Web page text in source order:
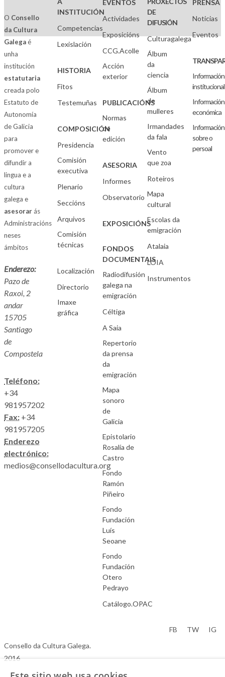
O Consello
da Cultura
Galegaé
unha
institución
estatutaria
creada polo
Estatuto de
Autonomía
de Galicia
para
promover e
difundir a
lingua e a
cultura
galega e
asesorarás
Administracións
neses
ámbitos
Enderezo:
Pazo de
Raxoi, 2
andar
15705
Santiago
de
Compostela
Teléfono:
+34
981957202
Fax: +34
981957205
Enderezo
electrónico:
medios@consellodacultura.org
INSTITUCIÓN
Competencias
Lexislación
HISTORIA
Fitos
Testemuñas
COMPOSICIÓN
Presidencia
Comisión
executiva
Plenario
Seccións
Arquivos
Comisión
técnicas
Localización
Directorio
Imaxe
gráfica
EVENTOS
Actividades
Exposicións
CCG.Acolle
Acción
exterior
PUBLICACIÓNS
Normas
de
edición
ASESORIA
Informes
Observatorio
EXPOSICIÓNS
FONDOS
DOCUMENTAIS
Radiodifusión
galega na
emigración
Céltiga
A Saia
Repertorio
da prensa
da
emigración
Mapa
sonoro
de
Galicia
Epistolario
Rosalía de
Castro
Fondo
Ramón
Piñeiro
Fondo
Fundación
Luís
Seoane
Fondo
Fundación
Otero
Pedrayo
Catálogo.OPAC
DE
DIFUSIÓN
Culturagalega
Álbum
da
ciencia
Álbum
de
mulleres
Irmandades
da fala
Vento
que zoa
Roteiros
Mapa
cultural
Escolas da
emigración
Atalaia
LOIA
Instrumentos
PRENSA
Noticias
Eventos
Información
institucional
Información
económica
Información
sobre o
persoal
Consello da Cultura Galega.
2016
FB TW IG